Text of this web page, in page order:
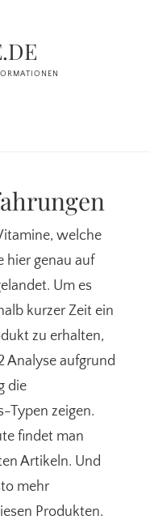
welche
hier genau auf
Um es
kurzer Zeit ein
zu erhalten,
Analyse aufgrund
die
Typen zeigen.
findet man
Artikeln. Und
mehr
Produkten.